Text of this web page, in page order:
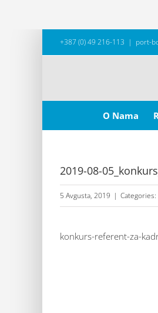
+387 (0) 49 216-113 | port-
for:
O Nama
2019-08-
5 Avgusta, 2019 | Categories:
konkurs-referent-za-